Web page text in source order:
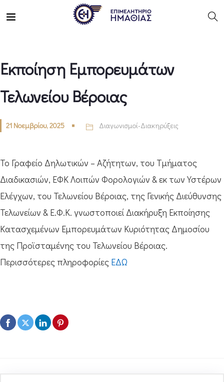
Εκποίηση Εμπορευμάτων
Τελωνείου Βέροιας
21 Νοεμβρίου, 2025 Διαγωνισμοί-Διακηρύξεις
Το Γραφείο Δηλωτικών – Αζήτητων, του Τμήματος
Διαδικασιών, ΕΦΚ Λοιπών Φορολογιών & εκ των Υστέρων
Ελέγχων, του Τελωνείου Βέροιας, της Γενικής Διεύθυνσης
Τελωνείων & Ε.Φ.Κ. γνωστοποιεί Διακήρυξη Εκποίησης
Κατασχεμένων Εμπορευμάτων Κυριότητας Δημοσίου
της Προϊσταμένης του Τελωνείου Βέροιας.
Περισσότερες πληροφορίες ΕΔΩ